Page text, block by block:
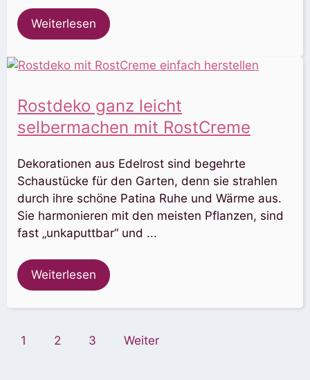
Weiterlesen
Rostdeko ganz leicht
selbermachen mit RostCreme
Dekorationen aus Edelrost sind begehrte
Schaustücke für den Garten, denn sie strahlen
durch ihre schöne Patina Ruhe und Wärme aus.
Sie harmonieren mit den meisten Pflanzen, sind
fast „unkaputtbar“ und ...
Weiterlesen
1 2 3 Weiter